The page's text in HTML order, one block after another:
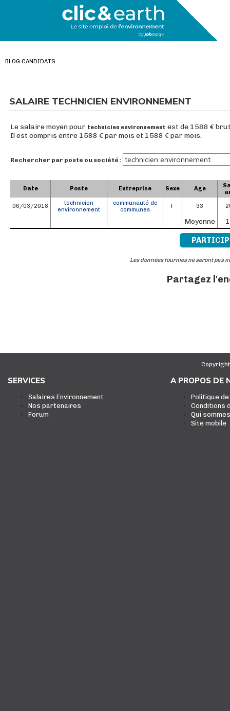
BLOG CANDIDATS
SALAIRE TECHNICIEN ENVIRONNEMENT
Le salaire moyen pour technicien environnement est de 1588 €
Il est compris entre 1588 € par mois et 1588 € par mois.
Rechercher par poste ou société :
Date Poste Entreprise Sexe Age
06/03/2018
technicien
environnement
communauté de
communes
F 33
Moyenne
Les données fournies ne seront pas
Partagez
SERVICES
Salaires Environnement
Nos partenaires
Forum
A PROPOS DE
Politique
Conditions
Qui
Site mobile